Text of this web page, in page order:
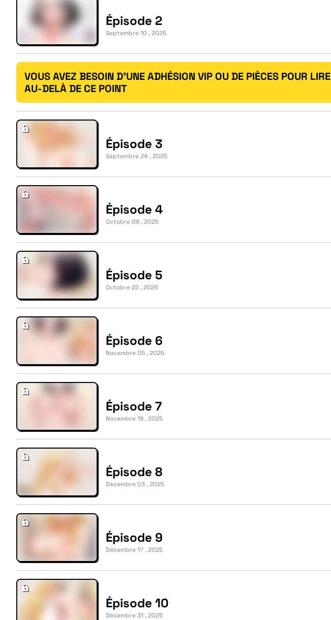
Épisode 2
Septembre 10 , 2025
VOUS AVEZ BESOIN D'UNE ADHÉSION VIP OU DE PIÈCES POUR LIRE
AU-DELÀ DE CE POINT
Épisode 3
Septembre 24 , 2025
Épisode 4
Octobre 08 , 2025
Épisode 5
Octobre 22 , 2025
Épisode 6
Novembre 05 , 2025
Épisode 7
Novembre 19 , 2025
Épisode 8
Décembre 03 , 2025
Épisode 9
Décembre 17 , 2025
Épisode 10
Décembre 31 , 2025